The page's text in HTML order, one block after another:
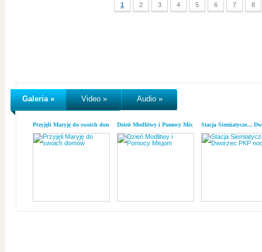
1 2 3 4 5 6 7 8
Galeria » Video » Audio »
Przyjęli Maryję do swoich domówDzień Modlitwy i Pomocy MisjomStacja Siemiatycze...